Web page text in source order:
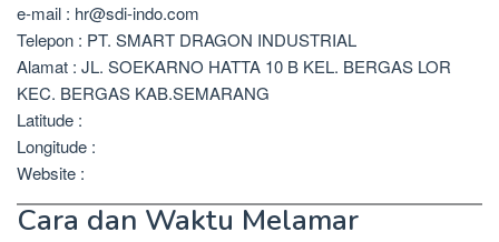
e-mail : hr@sdi-indo.com
Telepon : PT. SMART DRAGON INDUSTRIAL
Alamat : JL. SOEKARNO HATTA 10 B KEL. BERGAS LOR
KEC. BERGAS KAB.SEMARANG
Latitude :
Longitude :
Website :
Cara dan Waktu Melamar